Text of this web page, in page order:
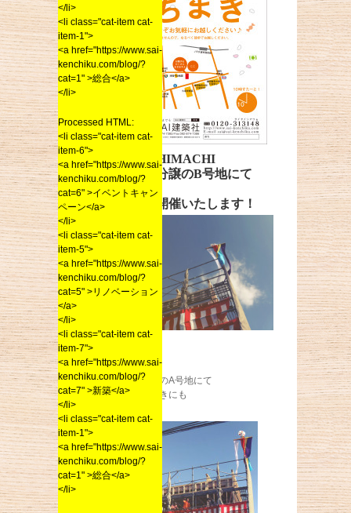
WILLs NISHIMACHI
久留米西町分譲のB号地にて
もちまきを開催いたします！
先週、同じ場所のA号地にて
開催したもちまきにも
</li>
<li class="cat-item cat-
item-1">
<a href="https://www.sai-
kenchiku.com/blog/?
cat=1" >総合</a>
</li>
Processed HTML:
<li class="cat-item cat-
item-6">
<a href="https://www.sai-
kenchiku.com/blog/?
cat=6" >イベントキャン
ペーン</a>
</li>
<li class="cat-item cat-
item-5">
<a href="https://www.sai-
kenchiku.com/blog/?
cat=5" >リノベーション
</a>
</li>
<li class="cat-item cat-
item-7">
<a href="https://www.sai-
kenchiku.com/blog/?
cat=7" >新築</a>
</li>
<li class="cat-item cat-
item-1">
<a href="https://www.sai-
kenchiku.com/blog/?
cat=1" >総合</a>
</li>